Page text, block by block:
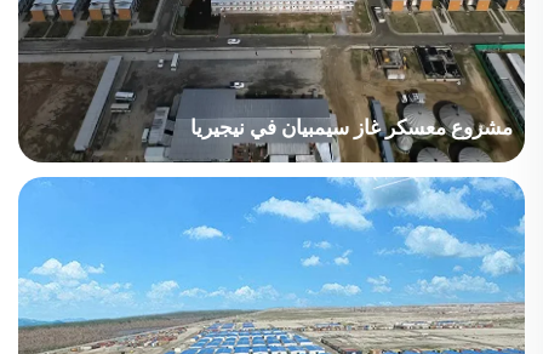
مشروع معسكر غاز سيمبيان في نيجيريا
إن إدارة الجودة والصحة والسلامة والبيئة (QHSE) لدينا في الموقع،
وخدمتنا الاستجابة على مدار 24 ساعة طوال أيام الأسبوع، تجسدان مبدأ
«مشروعٌ واحد، منظمة واحدة؛ ومنظمة واحدة، منصة واحدة؛ ومنصة
واحدة، مجموعة واحدة من أدوات الإدارة»، مما يجعل كل مشروعٍ
مشروعًا رائدًا في النهاية. وقد كسبنا بذلك تقديرًا عاليًا وثقة كبيرة من
عملائنا.